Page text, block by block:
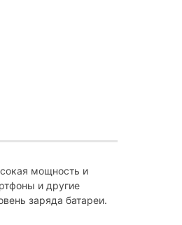
мощность и
и другие
заряда батареи.